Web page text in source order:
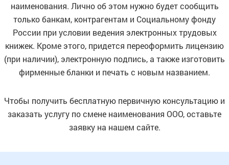
наименования. Лично об этом нужно будет сообщить
только банкам, контрагентам и Социальному фонду
России при условии ведения электронных трудовых
книжек. Кроме этого, придется переоформить лицензию
(при наличии), электронную подпись, а также изготовить
фирменные бланки и печать с новым названием.
Чтобы получить бесплатную первичную консультацию и
заказать услугу по смене наименования ООО, оставьте
заявку на нашем сайте.